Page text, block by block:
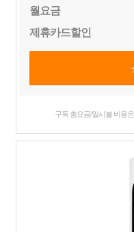
월요금
제휴카드할인
구독 총요금/일시불 비용